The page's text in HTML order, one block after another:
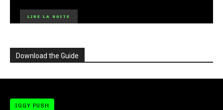
LIRE LA SUITE
Download the Guide
IGGY PUSH